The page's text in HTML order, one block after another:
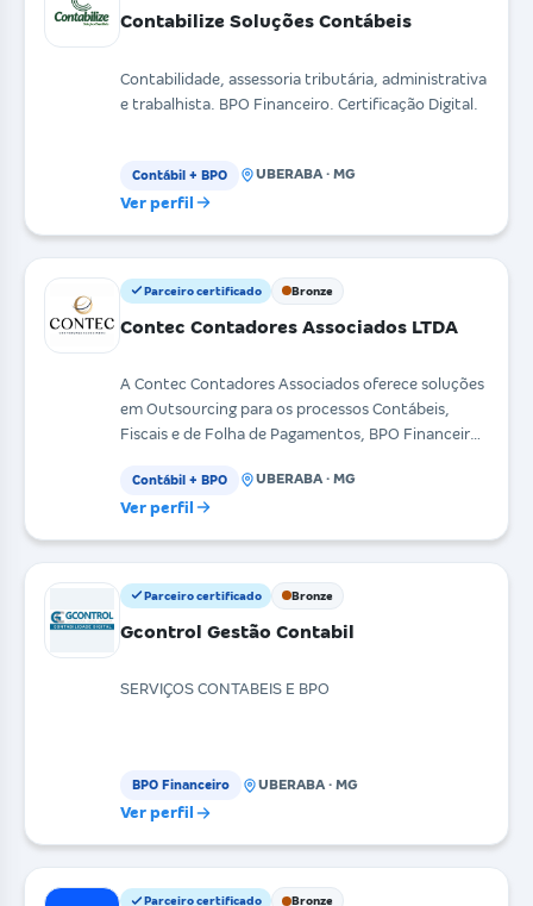
Contabilize Soluções Contábeis
Contabilidade, assessoria tributária, administrativa
e trabalhista. BPO Financeiro. Certificação Digital.
Contábil + BPO UBERABA · MG
Ver perfil
Parceiro certificado Bronze
Contec Contadores Associados LTDA
A Contec Contadores Associados oferece soluções
em Outsourcing para os processos Contábeis,
Fiscais e de Folha de Pagamentos, BPO Financeiro,
Contábil + BPO UBERABA · MG
Ver perfil
Parceiro certificado Bronze
Gcontrol Gestão Contabil
SERVIÇOS CONTABEIS E BPO
BPO Financeiro UBERABA · MG
Ver perfil
Parceiro certificado Bronze